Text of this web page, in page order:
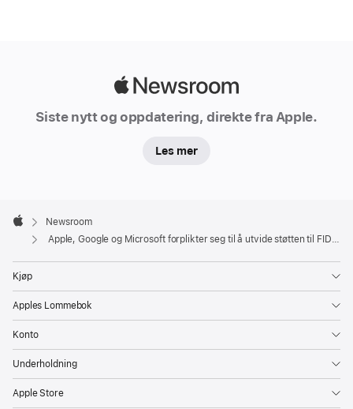
de
én
felles
påloggingsstandard
passord,
utviklet
alliansen
Siste nytt og oppdatering, direkte fra Apple.
Les mer
Footer

Apple
Newsroom
Apple, Google og Microsoft forplikter seg til å utvide støtten til FIDO-standarden
Kjøp
Apples Lommebok
Konto
Underholdning
Apple Store